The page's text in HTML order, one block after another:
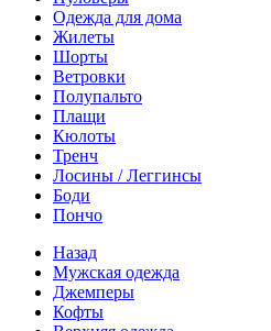
Одежда для дома
Жилеты
Шорты
Ветровки
Полупальто
Плащи
Кюлоты
Тренч
Лосины / Леггинсы
Боди
Пончо
Назад
Мужская одежда
Джемперы
Кофты